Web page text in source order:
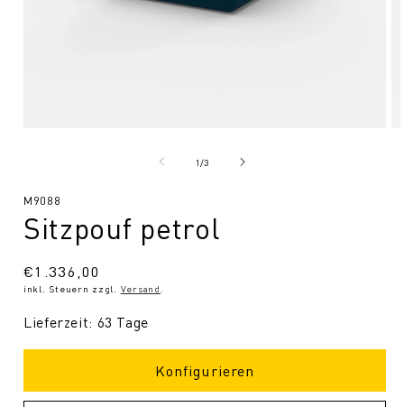
1/von
3
SKU:
M9088
Sitzpouf petrol
Normaler
Preis
€1.336,00
inkl. Steuern zzgl. Versand
Lieferzeit: 63 Tage
Konfigurieren